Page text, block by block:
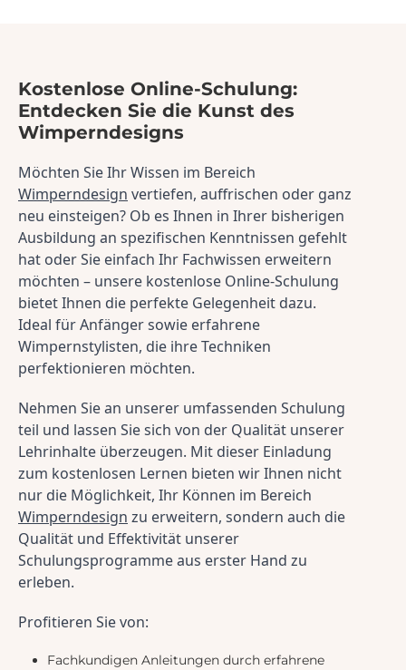
Kostenlose Online-Schulung:
Entdecken Sie die Kunst des
Wimperndesigns
Wimperndesign vertiefen, auffrischen oder ganz
neu einsteigen? Ob es Ihnen in Ihrer bisherigen
Ausbildung an spezifischen Kenntnissen gefehlt
hat oder Sie einfach Ihr Fachwissen erweitern
möchten – unsere kostenlose Online-Schulung
bietet Ihnen die perfekte Gelegenheit dazu.
Ideal für Anfänger sowie erfahrene
Wimpernstylisten, die ihre Techniken
perfektionieren möchten.
Nehmen Sie an unserer umfassenden Schulung
teil und lassen Sie sich von der Qualität unserer
Lehrinhalte überzeugen. Mit dieser Einladung
zum kostenlosen Lernen bieten wir Ihnen nicht
Wimperndesign zu erweitern, sondern auch die
Qualität und Effektivität unserer
Schulungsprogramme aus erster Hand zu
erleben.
Profitieren Sie von:
Fachkundigen Anleitungen durch erfahrene